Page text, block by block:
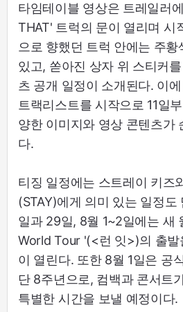
타임테이블 영상은 트레일러
THAT' 트럭의 문이 열리며 시
으로 향했던 트럭 안에는 주황
있고, 쏟아진 상자 위 스티커
츠 공개 일정이 소개된다. 이
트랙리스트를 시작으로 11일
양한 이미지와 영상 콘텐츠가
다.
티징 일정에는 스트레이 키즈
(STAY)에게 의미 있는 일정
일과 29일, 8월 1~2일에는 새
World Tour '(<런 잇>)의 출발
이 열린다. 또한 8월 1일은 공
단 8주년으로, 컴백과 콘서트
특별한 시간을 보낼 예정이다.